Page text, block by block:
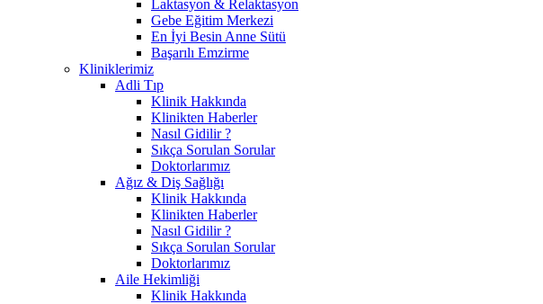
Laktasyon & Relaktasyon
Gebe Eğitim Merkezi
En İyi Besin Anne Sütü
Başarılı Emzirme
Kliniklerimiz
Adli Tıp
Klinik Hakkında
Klinikten Haberler
Nasıl Gidilir ?
Sıkça Sorulan Sorular
Doktorlarımız
Ağız & Diş Sağlığı
Klinik Hakkında
Klinikten Haberler
Nasıl Gidilir ?
Sıkça Sorulan Sorular
Doktorlarımız
Aile Hekimliği
Klinik Hakkında